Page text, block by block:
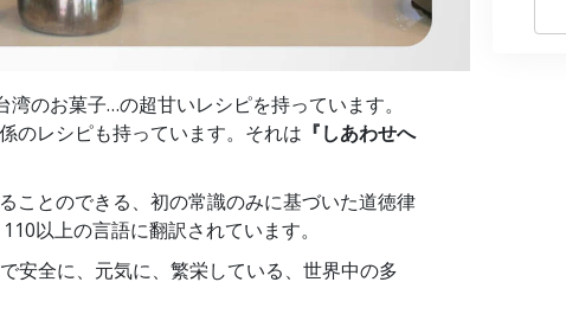
調査
勉強の技術
のお菓子…の超甘いレシピを持っています。
のレシピも持っています。それは 『しあわせへ
ことのできる、初の常識のみに基づいた道徳律
以上の言語に翻訳されています。
安全に、元気に、繁栄している、世界中の多